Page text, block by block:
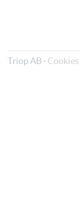
Triop AB · Cookies